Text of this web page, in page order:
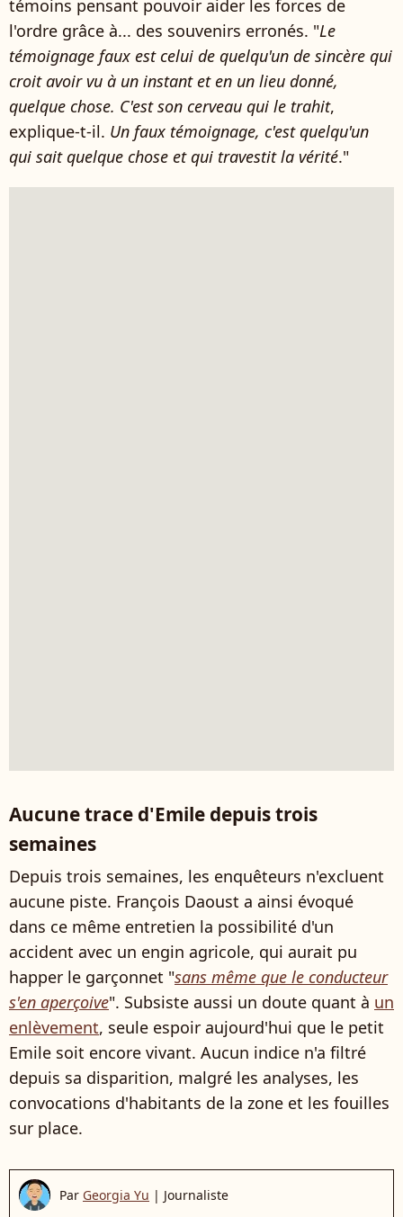
témoins pensant pouvoir aider les forces de
l'ordre grâce à... des souvenirs erronés. "Le
témoignage faux est celui de quelqu'un de sincère qui
croit avoir vu à un instant et en un lieu donné,
quelque chose. C'est son cerveau qui le trahit,
explique-t-il. Un faux témoignage, c'est quelqu'un
qui sait quelque chose et qui travestit la vérité."
Aucune trace d'Emile depuis trois
semaines
Depuis trois semaines, les enquêteurs n'excluent
aucune piste. François Daoust a ainsi évoqué
dans ce même entretien la possibilité d'un
accident avec un engin agricole, qui aurait pu
happer le garçonnet "sans même que le conducteur
s'en aperçoive". Subsiste aussi un doute quant à un
enlèvement, seule espoir aujourd'hui que le petit
Emile soit encore vivant. Aucun indice n'a filtré
depuis sa disparition, malgré les analyses, les
convocations d'habitants de la zone et les fouilles
sur place.
Par Georgia Yu | Journaliste